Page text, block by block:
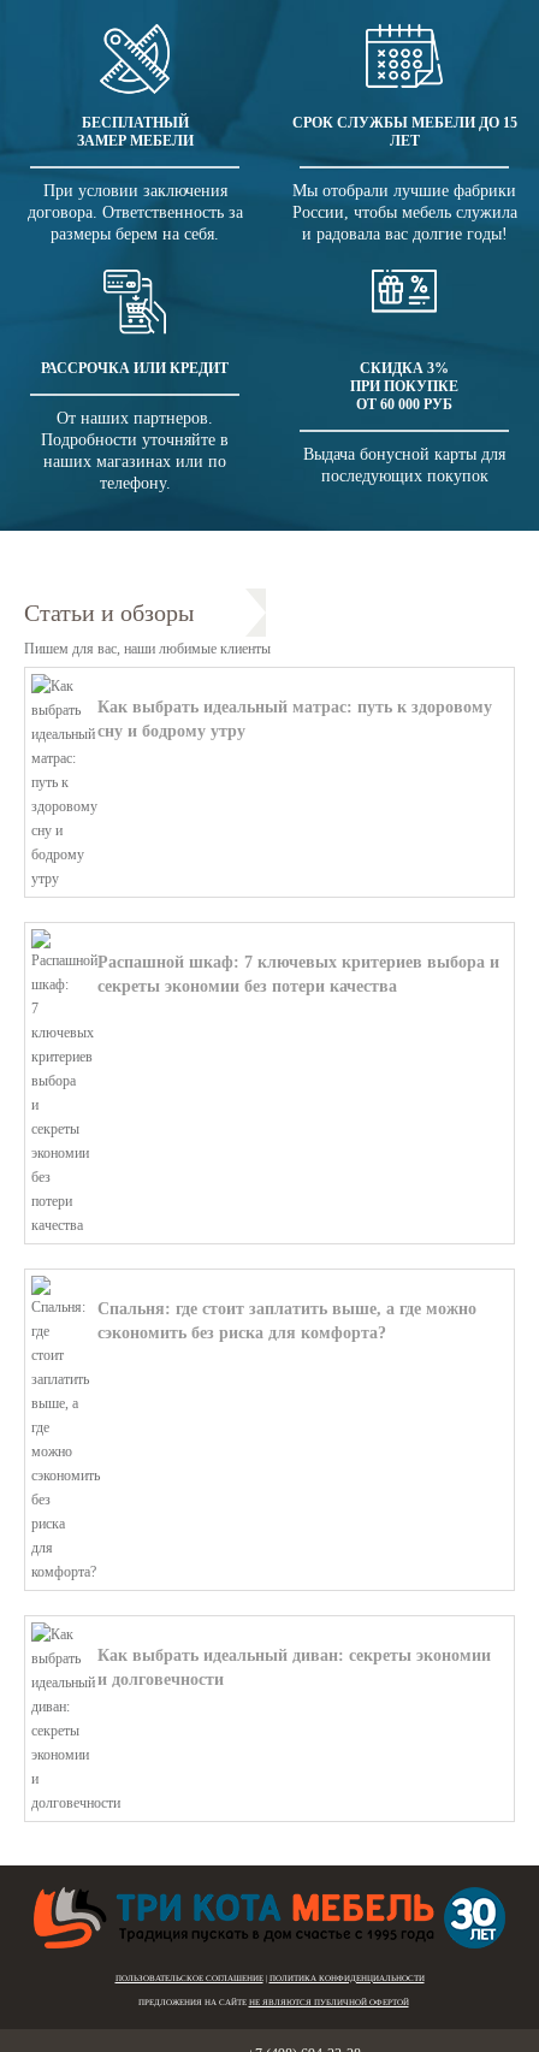
БЕСПЛАТНЫЙ
ЗАМЕР МЕБЕЛИ
При условии заключения
договора. Ответственность за
размеры берем на себя.
СРОК СЛУЖБЫ МЕБЕЛИ ДО 15
ЛЕТ
Мы отобрали лучшие фабрики
России, чтобы мебель служила
и радовала вас долгие годы!
РАССРОЧКА ИЛИ КРЕДИТ
От наших партнеров.
Подробности уточняйте в
наших магазинах или по
телефону.
СКИДКА 3%
ПРИ ПОКУПКЕ
ОТ 60 000 РУБ
Выдача бонусной карты для
последующих покупок
Статьи и обзоры
Пишем для вас, наши любимые клиенты
Как выбрать идеальный матрас: путь к здоровому
сну и бодрому утру
Распашной шкаф: 7 ключевых критериев выбора и
секреты экономии без потери качества
Спальня: где стоит заплатить выше, а где можно
сэкономить без риска для комфорта?
Как выбрать идеальный диван: секреты экономии
и долговечности
ПОЛЬЗОВАТЕЛЬСКОЕ СОГЛАШЕНИЕ| ПОЛИТИКА КОНФИДЕНЦИАЛЬНОСТИ
ПРЕДЛОЖЕНИЯ НА САЙТЕ НЕ ЯВЛЯЮТСЯ ПУБЛИЧНОЙ ОФЕРТОЙ